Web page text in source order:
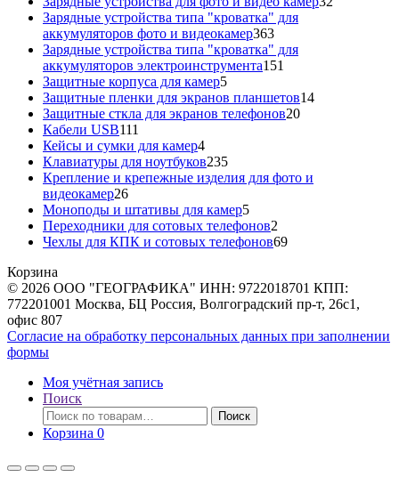
Зарядные устройства типа "кроватка" для
аккумуляторов фото и видеокамер363363
товара
Зарядные устройства типа "кроватка" для
аккумуляторов электроинструмента151
Защитные корпуса для камер55
товаров
Защитные пленки для экранов планшетов1414
Защитные сткла для экранов телефонов2020
Кабели USB111
товаров
Кейсы и сумки для камер44
товара
Клавиатуры для ноутбуков235235
товаров
Крепление и крепежные изделия для фото и
видеокамер2626
товаров
Моноподы и штативы для камер55
товаров
Переходники для сотовых телефонов2
товара
Чехлы для КПК и сотовых телефонов6969
Корзина
© 2026 ООО "ГЕОГРАФИКА" ИНН: 9722018701 КПП:
772201001 Москва, БЦ Россия, Волгоградский пр-т, 26с1,
офис 807
Согласие на обработку персональных данных при заполнении
формы
Моя учётная запись
Поиск
Искать:
Поиск
Корзина 0